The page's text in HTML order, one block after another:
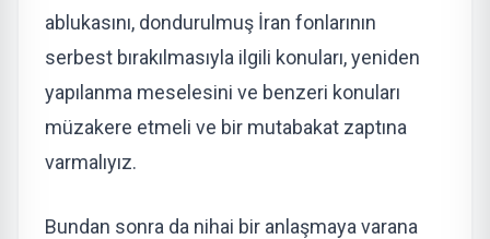
ablukasını, dondurulmuş İran fonlarının
serbest bırakılmasıyla ilgili konuları, yeniden
yapılanma meselesini ve benzeri konuları
müzakere etmeli ve bir mutabakat zaptına
varmalıyız.
Bundan sonra da nihai bir anlaşmaya varana